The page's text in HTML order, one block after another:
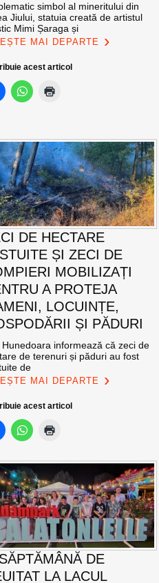
simbol al mineritului din
Jiului, statuia creată de artistul
Mimi Șaraga și
MAI DEPARTE
acest articol
DE HECTARE
ȘI ZECI DE
MOBILIZAȚI
A PROTEJA
LOCUINȚE,
ȘI PĂDURI
Hunedoara informează că zeci de
de terenuri și păduri au fost
de
MAI DEPARTE
acest articol
DE
LA LACUL